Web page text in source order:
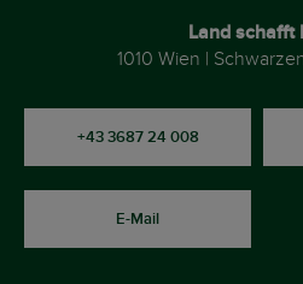
Land schafft
1010 Wien |
+43 3687 24 008
E-Mail